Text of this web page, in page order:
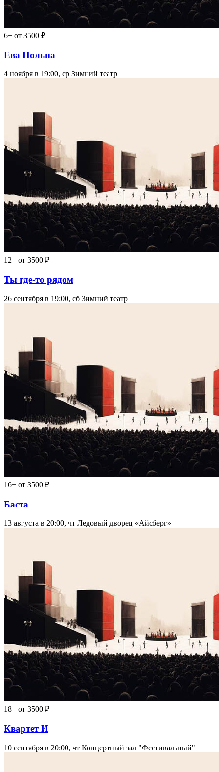
6+ от 3500 ₽
Ева Польна
4 ноября в 19:00, ср Зимний театр
12+ от 3500 ₽
Ты где-то рядом
26 сентября в 19:00, сб Зимний театр
16+ от 3500 ₽
Баста
13 августа в 20:00, чт Ледовый дворец «Айсберг»
18+ от 3500 ₽
Квартет И
10 сентября в 20:00, чт Концертный зал "Фестивальный"